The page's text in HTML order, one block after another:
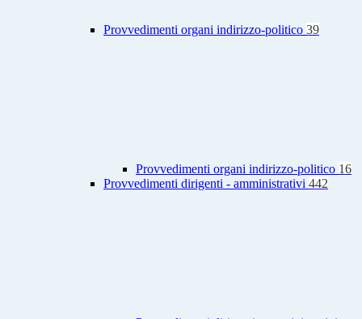
Provvedimenti organi indirizzo-politico 39
Provvedimenti organi indirizzo-politico 16
Provvedimenti dirigenti - amministrativi 442